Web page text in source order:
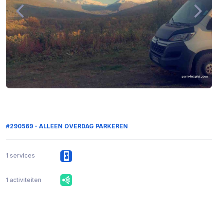
#290569 - ALLEEN OVERDAG PARKEREN
1 services
1 activiteiten